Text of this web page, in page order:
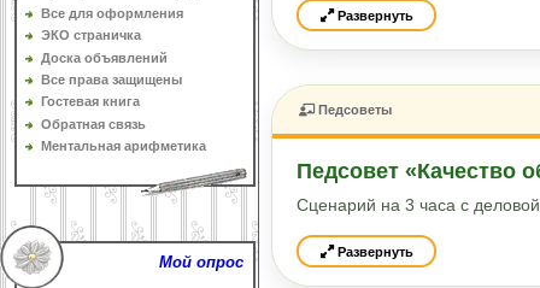
Все для оформления
ЭКО страничка
Доска объявлений
Все права защищены
Гостевая книга
Обратная связь
Ментальная арифметика
Мой опрос
Развернуть
Педсоветы
Педсовет «Качество
Сценарий на 3 часа с
Развернуть